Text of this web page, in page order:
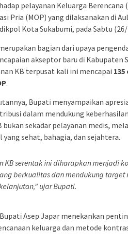
pelayanan Keluarga Berencana
Pria (MOP) yang dilaksanakan di
Kota Sukabumi, pada Sabtu
bagian dari upaya
akseptor baru di Kabupaten
KB terpusat kali ini mencapai
.
Bupati menyampaikan
dalam mendukung
bukan sekadar pelayanan medis,
yang sehat, bahagia, dan sejahtera.
KB serentak ini diharapkan menjadi
berkualitas dan mendukung
ujar Bupati.
Asep Japar menekankan
keluarga dan metode